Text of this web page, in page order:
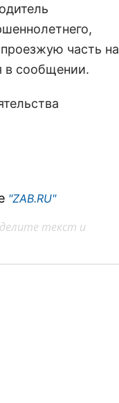
часть на
в сообщении.
"ZAB.RU"
текст и